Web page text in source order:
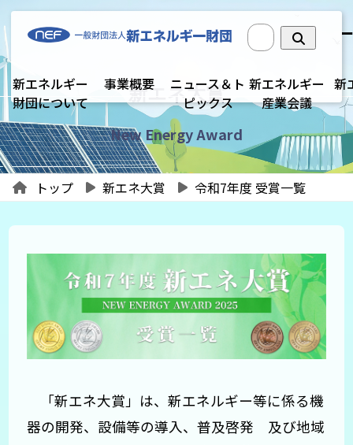
新エネルギー
財団について
事業概要
ニュース＆ト
ピックス
新エネルギー
産業会議
新
新エネ大賞
New Energy Award
トップ 新エネ大賞 令和7年度 受賞一覧
「新エネ大賞」は、新エネルギー等に係る機
器の開発、設備等の導入、普及啓発 及び地域